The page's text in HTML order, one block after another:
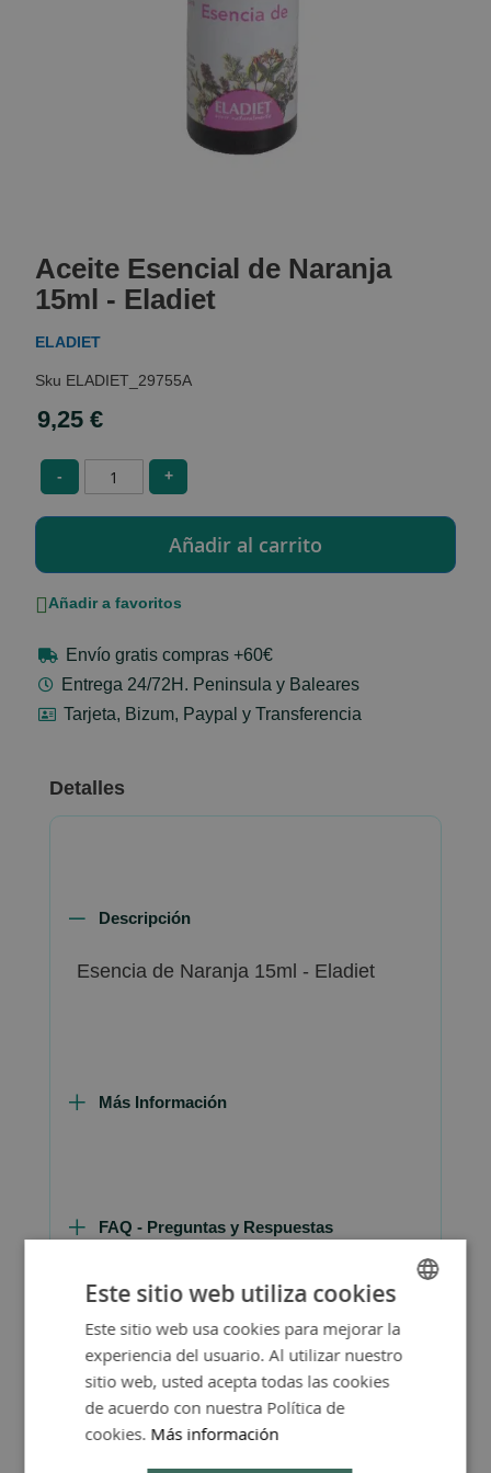
the
beginning
of
the
gallery
Aceite Esencial de Naranja
15ml - Eladiet
ELADIET
ELADIET_29755A
9,25 €
- +
Añadir a favoritos
Envío gratis compras +60€
Entrega 24/72H. Peninsula y Baleares
Tarjeta, Bizum, Paypal y Transferencia
Detalles
Descripción
Esencia de Naranja 15ml - Eladiet
Más Información
FAQ - Preguntas y Respuestas
SPANISH
ENGLISH
Este sitio web utiliza cookies
Este sitio web usa cookies para mejorar la
experiencia del usuario. Al utilizar nuestro
sitio web, usted acepta todas las cookies
de acuerdo con nuestra Política de
cookies. Más información